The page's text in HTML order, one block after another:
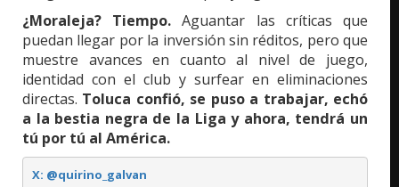
¿Moraleja? Tiempo. Aguantar las críticas que
puedan llegar por la inversión sin réditos, pero que
muestre avances en cuanto al nivel de juego,
identidad con el club y surfear en eliminaciones
directas. Toluca confió, se puso a trabajar, echó
a la bestia negra de la Liga y ahora, tendrá un
tú por tú al América.
X: @quirino_galvan